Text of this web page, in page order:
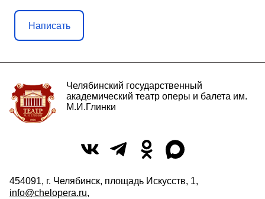
Написать
Челябинский государственный
академический театр оперы и балета им.
М.И.Глинки
454091, г. Челябинск, площадь Искусств, 1,
info@chelopera.ru,